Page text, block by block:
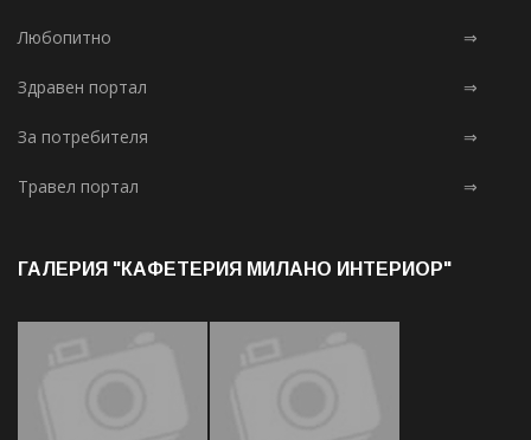
Любопитно ⇒
Здравен портал ⇒
За потребителя ⇒
Травел портал ⇒
ГАЛЕРИЯ "КАФЕТЕРИЯ МИЛАНО ИНТЕРИОР"